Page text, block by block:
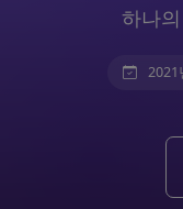
하나
2021